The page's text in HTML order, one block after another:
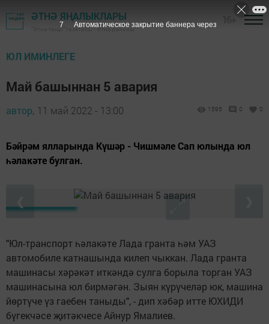
ӘТНӘ ЯҢАЛЫКЛАРЫ
"Әтнә таңы" газетасы - Әтнә районы
ЮЛ ИМИНЛЕГЕ
Май башыннан 5 авария
автор, 11 май 2022 - 13:00 1595 0 0
Бәйрәм ялларында Күшәр - Чишмәле Сап юлында юл
һәлакәте булган.
"Юл-транспорт һәлакәте Лада гранта һәм УАЗ
автомобиле катнашында килеп чыккан. Лада гранта
машинасы хәрәкәт иткәндә сулга борыла торган УАЗ
машинасына юл бирмәгән. Зыян күрүчеләр юк, машина
йөртүче үз гаебен таныды", - дип хәбәр итте ЮХИДИ
бүгекчәсе җитәкчесе Айнур Ямалиев.
6 Автоматическое закрытие баннера через